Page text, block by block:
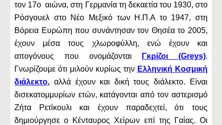
τον 17ο αιώνα, στη Γερμανία τη δεκαετία του 1930, στο
Ρόσγουελ στο Νέο Μεξικό των Η.Π.Α το 1947, στη
Βόρεια Ευρώπη που συνάντησαν τον Θησέα το 2005,
έχουν μέσα τους χλωροφύλλη, ενώ έχουν και
απογόνους που ονομάζονται
Γκρίζοι (Greys).
Γνωρίζουμε ότι μιλούν κυρίως την Ελληνική Κοσμική
διάλεκτο, αλλά έχουν και δική τους διάλεκτο. Είναι
δισεκατομμυρίων ετών, κατάγονται από τον αστερισμό
Ζήτα Ρετίκουλι και έχουν παραδεχτεί, ότι τους
δημιούργησε ο Κένταυρος Χείρων επί της Γαίας. Οι